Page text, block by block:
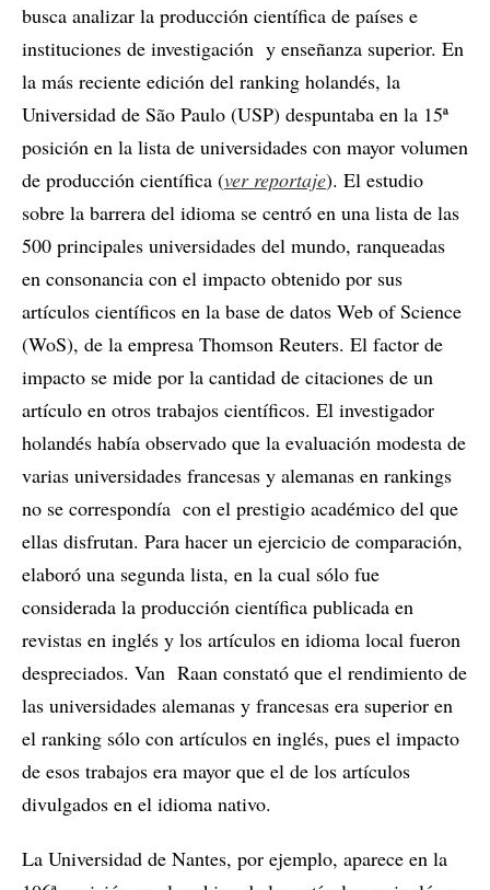
busca analizar la producción científica de países e
instituciones de investigación y enseñanza superior. En
la más reciente edición del ranking holandés, la
Universidad de São Paulo (USP) despuntaba en la 15ª
posición en la lista de universidades con mayor volumen
de producción científica (ver reportaje). El estudio
sobre la barrera del idioma se centró en una lista de las
500 principales universidades del mundo, ranqueadas
en consonancia con el impacto obtenido por sus
artículos científicos en la base de datos Web of Science
(WoS), de la empresa Thomson Reuters. El factor de
impacto se mide por la cantidad de citaciones de un
artículo en otros trabajos científicos. El investigador
holandés había observado que la evaluación modesta de
varias universidades francesas y alemanas en rankings
no se correspondía con el prestigio académico del que
ellas disfrutan. Para hacer un ejercicio de comparación,
elaboró una segunda lista, en la cual sólo fue
considerada la producción científica publicada en
revistas en inglés y los artículos en idioma local fueron
despreciados. Van Raan constató que el rendimiento de
las universidades alemanas y francesas era superior en
el ranking sólo con artículos en inglés, pues el impacto
de esos trabajos era mayor que el de los artículos
divulgados en el idioma nativo.
La Universidad de Nantes, por ejemplo, aparece en la